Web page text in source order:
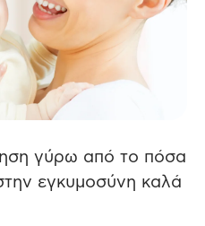
γύρω από το πόσα
εγκυμοσύνη καλά